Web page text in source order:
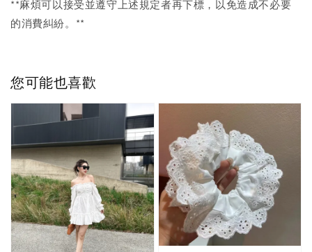
**麻煩可以接受並遵守上述規定者再下標，以免造成不必要
的消費糾紛。**
您可能也喜歡